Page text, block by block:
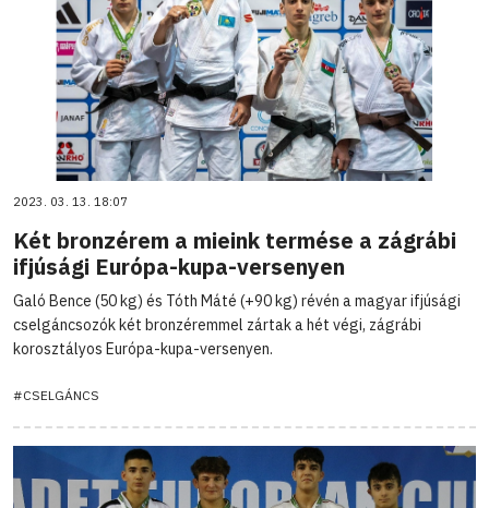
2023. 03. 13. 18:07
Két bronzérem a mieink termése a zágrábi
ifjúsági Európa-kupa-versenyen
Galó Bence (50 kg) és Tóth Máté (+90 kg) révén a magyar ifjúsági
cselgáncsozók két bronzéremmel zártak a hét végi, zágrábi
korosztályos Európa-kupa-versenyen.
#CSELGÁNCS